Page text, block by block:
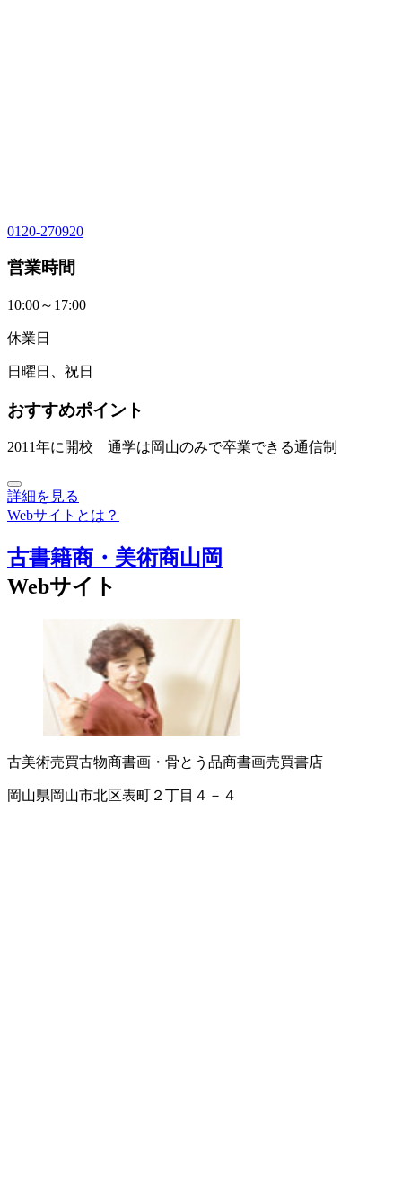
0120-270920
営業時間
10:00～17:00
休業日
日曜日、祝日
おすすめポイント
2011年に開校 通学は岡山のみで卒業できる通信制
詳細を見る
Webサイトとは？
古書籍商・美術商山岡
Webサイト
古美術売買古物商書画・骨とう品商書画売買書店
岡山県岡山市北区表町２丁目４－４